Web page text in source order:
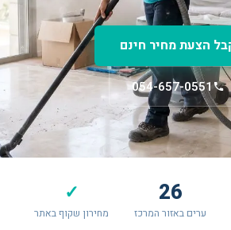
הצעת מחיר חינם
054-657-0551
26
ערים באזור המרכז
✓
מחירון שקוף באתר